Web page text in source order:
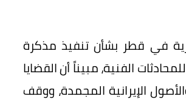
في قطر بشأن تنفيذ مذكرة
الفنية، مبيناً أن القضايا
الإيرانية المجمدة، ووقف